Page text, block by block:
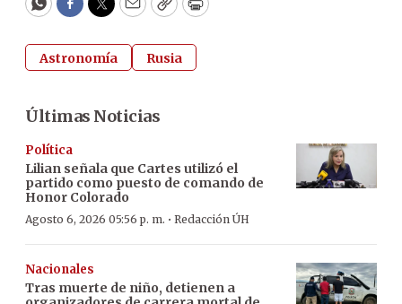
WhatsApp
Facebook
Twitter
EmailCopyPrint
Astronomía Rusia
Últimas Noticias
Política
Lilian señala que Cartes utilizó el
partido como puesto de comando de
Honor Colorado
Agosto 6, 2026 05:56 p. m. · Redacción ÚH
Nacionales
Tras muerte de niño, detienen a